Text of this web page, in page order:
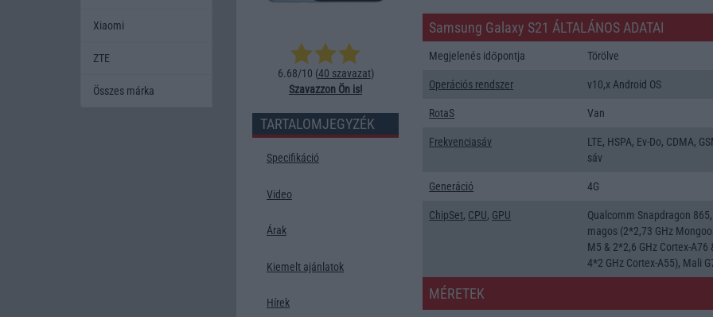
6.68/10 (40 szavazat)
Szavazzon Ön is!
TARTALOMJEGYZÉK
Specifikáció
Video
Árak
Kiemelt ajánlatok
Hírek
Samsung Galaxy S21 ÁLTALÁNOS ADATAI
Megjelenés időpontja Törölve
Operációs rendszer v10,x Android OS
RotaS Van
Frekvenciasáv
LTE, HSPA, Ev-Do, CDMA,
sáv
Generáció 4G
ChipSet, CPU, GPU
Qualcomm Snapdragon
magos (2*2,73 GHz
M5 & 2*2,6 GHz Cortex-A76
4*2 GHz Cortex-A55), Mali
MÉRETEK
Xiaomi
ZTE
Összes márka